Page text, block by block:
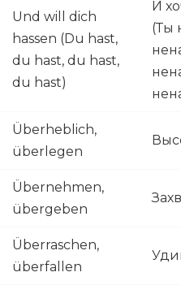
Und will dich
hassen (Du hast,
du hast, du hast,
du hast)
И
(Ты
Überheblich,
überlegen
Übernehmen,
übergeben
Überraschen,
überfallen